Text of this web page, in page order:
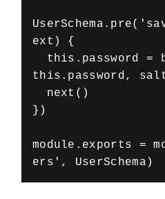
ext) {
this.password =
this.password,
next()
})
module.exports =
ers', UserSchema)